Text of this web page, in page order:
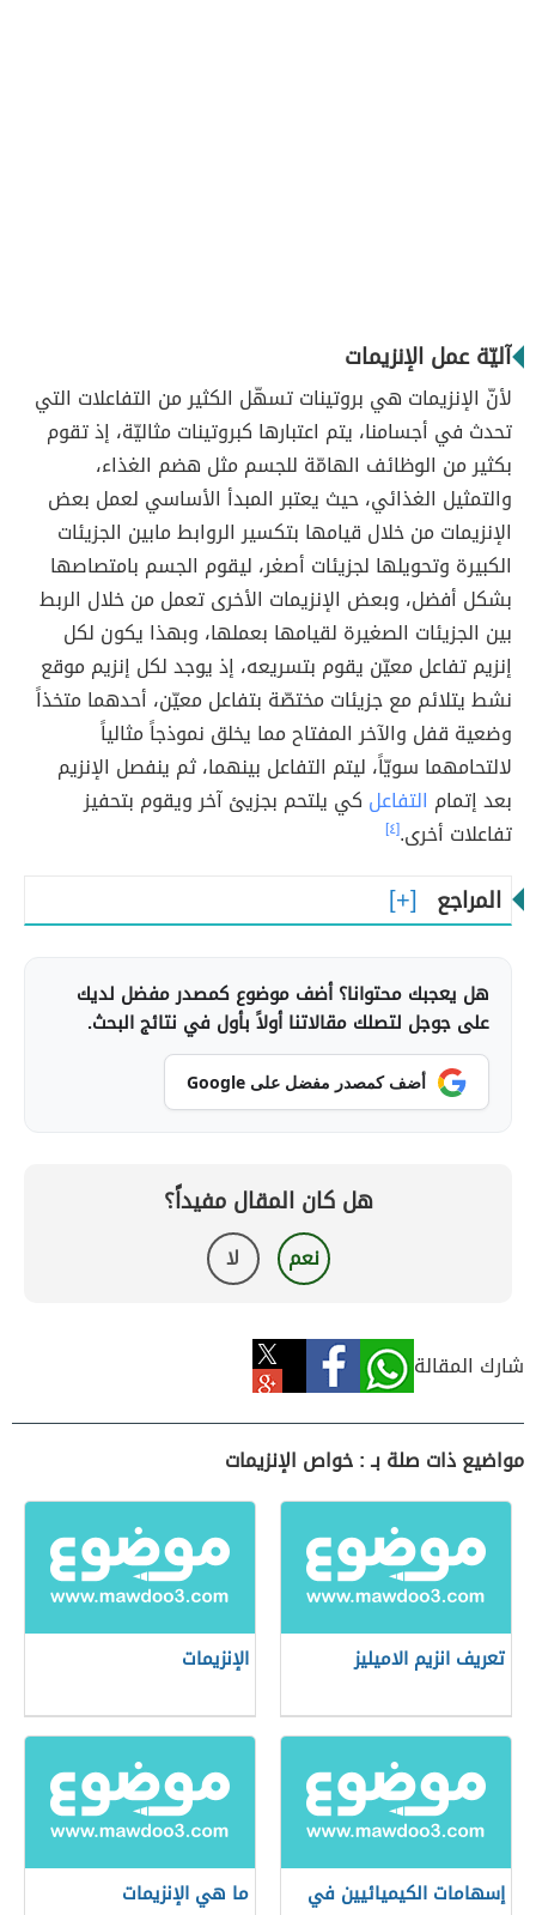
آليّة عمل الإنزيمات
لأنّ الإنزيمات هي بروتينات تسهّل الكثير من التفاعلات التي
تحدث في أجسامنا، يتم اعتبارها كبروتينات مثاليّة، إذ تقوم
بكثير من الوظائف الهامّة للجسم مثل هضم الغذاء،
والتمثيل الغذائي، حيث يعتبر المبدأ الأساسي لعمل بعض
الإنزيمات من خلال قيامها بتكسير الروابط مابين الجزيئات
الكبيرة وتحويلها لجزيئات أصغر، ليقوم الجسم بامتصاصها
بشكل أفضل، وبعض الإنزيمات الأخرى تعمل من خلال الربط
بين الجزيئات الصغيرة لقيامها بعملها، وبهذا يكون لكل
إنزيم تفاعل معيّن يقوم بتسريعه، إذ يوجد لكل إنزيم موقع
نشط يتلائم مع جزيئات مختصّة بتفاعل معيّن، أحدهما متخذاً
وضعية قفل والآخر المفتاح مما يخلق نموذجاً مثالياً
لالتحامهما سويّاً، ليتم التفاعل بينهما، ثم ينفصل الإنزيم
بعد إتمام التفاعل كي يلتحم بجزيئ آخر ويقوم بتحفيز
تفاعلات أخرى.[٤]
المراجع
هل يعجبك محتوانا؟ أضف موضوع كمصدر مفضل لديك
على جوجل لتصلك مقالاتنا أولاً بأول في نتائج البحث.
أضف كمصدر مفضل على Google
هل كان المقال مفيداً؟
نعم لا
شارك المقالة
مواضيع ذات صلة بـ : خواص الإنزيمات
تعريف انزيم الاميليز الإنزيمات
إسهامات الكيميائيين في ما هي الإنزيمات